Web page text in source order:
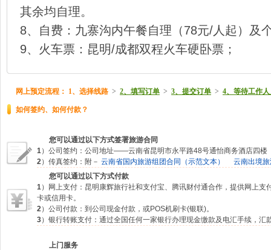
其余均自理。
8、自费：九寨沟内午餐自理（78元/人起）及
9、火车票：昆明/成都双程火车硬卧票；
网上预定流程： 1、选择线路 > 2、填写订单 > 3、提交订单 > 4、等待工作
如何签约、如何付款？
您可以通过以下方式签署旅游合同
1）公司签约：公司地址——云南省昆明市永平路48号通怡商务酒店四楼
2）传真签约：附－ 云南省国内旅游组团合同（示范文本）
云南出境
您可以通过以下方式付款
1）网上支付：昆明康辉旅行社和支付宝、腾讯财付通合作，提供网上支
卡或信用卡。
2）公司付款：到公司现金付款，或POS机刷卡(银联)。
3）银行转账支付：通过全国任何一家银行办理现金缴款及电汇手续，汇
上门服务